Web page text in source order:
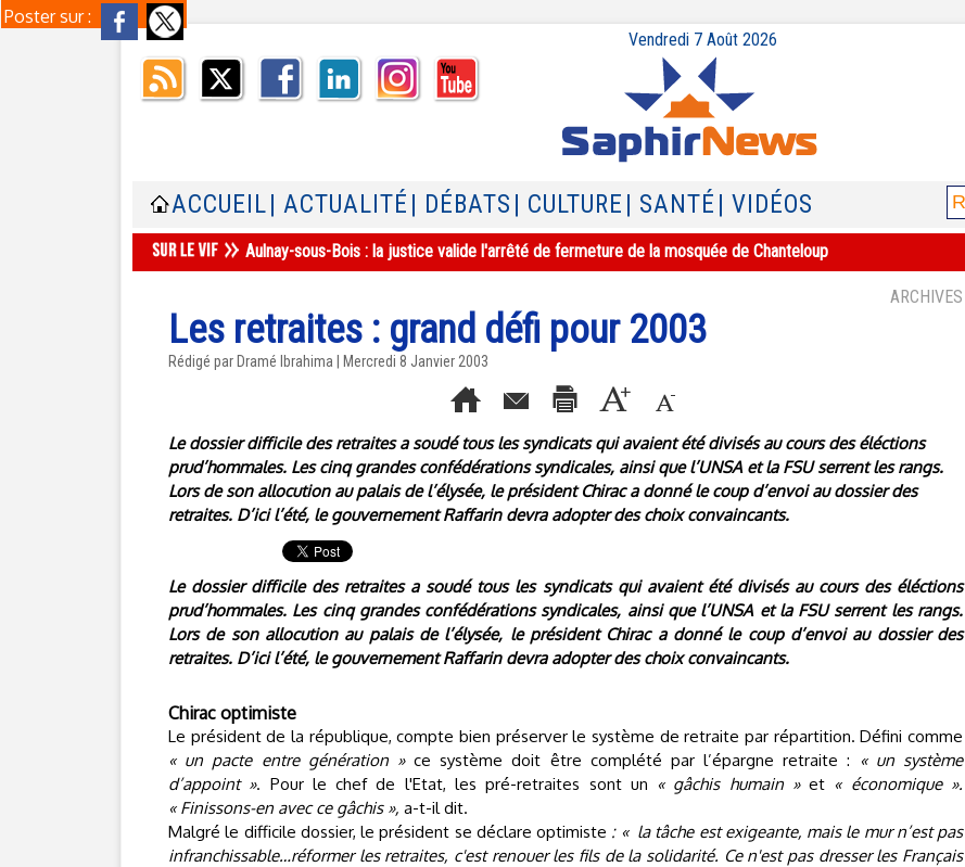
Poster sur :
Vendredi 7 Août 2026
ACCUEIL | ACTUALITÉ | DÉBATS | CULTURE | SANTÉ | VIDÉOS
Aulnay-sous-Bois : la justice valide l'arrêté de fermeture de la mosquée de Chanteloup
ARCHIVES
Les retraites : grand défi pour 2003
Rédigé par Dramé Ibrahima | Mercredi 8 Janvier 2003
Le dossier difficile des retraites a soudé tous les syndicats qui avaient été divisés au cours des éléctions
prud’hommales. Les cinq grandes confédérations syndicales, ainsi que l’UNSA et la FSU serrent les rangs.
Lors de son allocution au palais de l’élysée, le président Chirac a donné le coup d’envoi au dossier des
retraites. D’ici l’été, le gouvernement Raffarin devra adopter des choix convaincants.
Le dossier difficile des retraites a soudé tous les syndicats qui avaient été divisés au cours des éléctions
prud’hommales. Les cinq grandes confédérations syndicales, ainsi que l’UNSA et la FSU serrent les rangs.
Lors de son allocution au palais de l’élysée, le président Chirac a donné le coup d’envoi au dossier des
retraites. D’ici l’été, le gouvernement Raffarin devra adopter des choix convaincants.
Chirac optimiste
Le président de la république, compte bien préserver le système de retraite par répartition. Défini comme
« un pacte entre génération »ce système doit être complété par l’épargne retraite :
« un système
d’appoint ». Pour le chef de l'Etat, les pré-retraites sont un « gâchis humain »et « économique ».
« Finissons-en avec ce gâchis », a-t-il dit.
Malgré le difficile dossier, le président se déclare optimiste : « la tâche est exigeante, mais le mur n’est pas
infranchissable…réformer les retraites, c'est renouer les fils de la solidarité. Ce n'est pas dresser les Français